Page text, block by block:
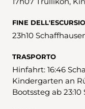
FINE
23h10
TRASPORTO
Hinfahrt: 16:46
Kindergarten an Rückfahrt: 22:15 Langwiesen,